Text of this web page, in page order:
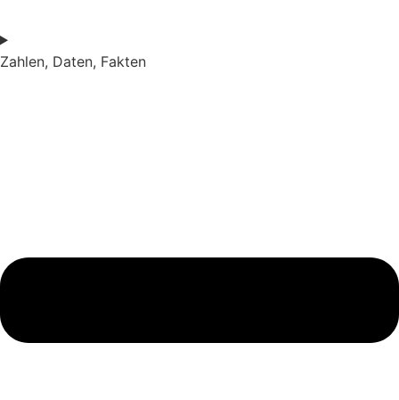
Zahlen, Daten, Fakten